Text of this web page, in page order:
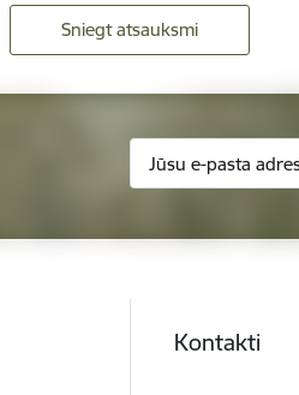
Sniegt atsauksmi
Kontakti